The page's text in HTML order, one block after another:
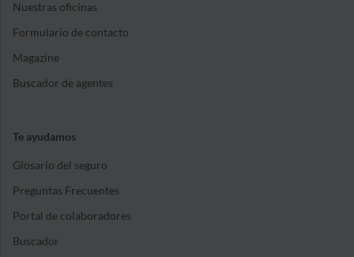
Nuestras oficinas
Formulario de contacto
Magazine
Buscador de agentes
Te ayudamos
Glosario del seguro
Preguntas Frecuentes
Portal de colaboradores
Buscador